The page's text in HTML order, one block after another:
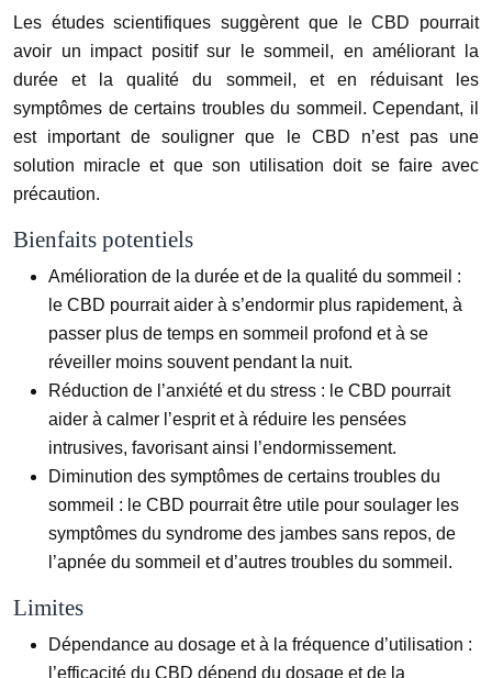
Les études scientifiques suggèrent que le CBD pourrait
avoir un impact positif sur le sommeil, en améliorant la
durée et la qualité du sommeil, et en réduisant les
symptômes de certains troubles du sommeil. Cependant, il
est important de souligner que le CBD n’est pas une
solution miracle et que son utilisation doit se faire avec
précaution.
Bienfaits potentiels
Amélioration de la durée et de la qualité du sommeil :
le CBD pourrait aider à s’endormir plus rapidement, à
passer plus de temps en sommeil profond et à se
réveiller moins souvent pendant la nuit.
Réduction de l’anxiété et du stress : le CBD pourrait
aider à calmer l’esprit et à réduire les pensées
intrusives, favorisant ainsi l’endormissement.
Diminution des symptômes de certains troubles du
sommeil : le CBD pourrait être utile pour soulager les
symptômes du syndrome des jambes sans repos, de
l’apnée du sommeil et d’autres troubles du sommeil.
Limites
Dépendance au dosage et à la fréquence d’utilisation :
l’efficacité du CBD dépend du dosage et de la